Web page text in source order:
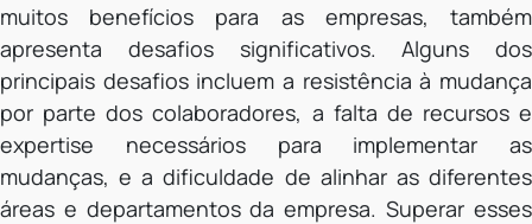
muitos benefícios para as empresas, também
apresenta desafios significativos. Alguns dos
principais desafios incluem a resistência à mudança
por parte dos colaboradores, a falta de recursos e
expertise necessários para implementar as
mudanças, e a dificuldade de alinhar as diferentes
áreas e departamentos da empresa. Superar esses